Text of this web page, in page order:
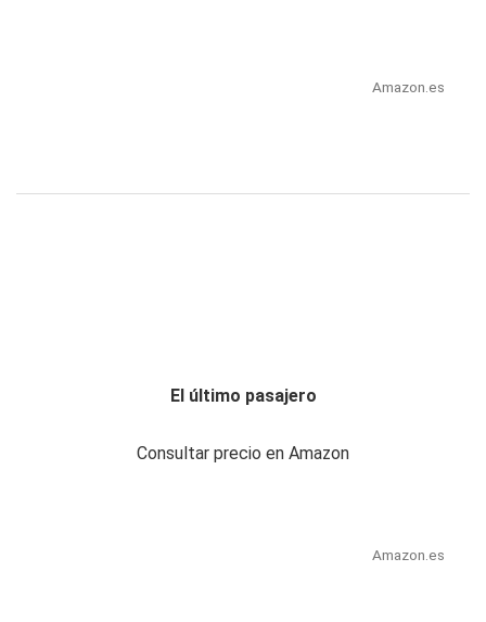
Amazon.es
El último pasajero
Consultar precio en Amazon
Amazon.es